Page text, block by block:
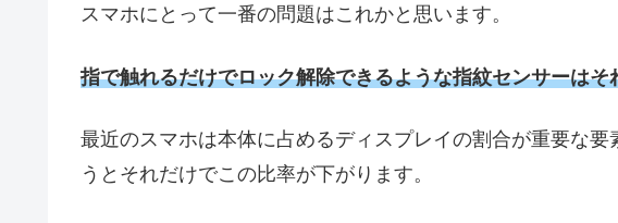
スマホにとって一番の問題はこれかと思います。
指で触れるだけでロック解除できるような指紋センサーは
最近のスマホは本体に占めるディスプレイの割合が重要な
うとそれだけでこの比率が下がります。